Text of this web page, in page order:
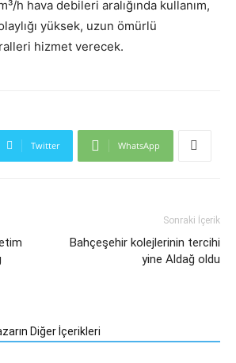
h hava debileri aralığında kullanım,
yüksek, uzun ömürlü
hizmet verecek.
Twitter WhatsApp
Sonraki İçerik
Bahçeşehir kolejlerinin tercihi
yine Aldağ oldu
Diğer İçerikleri